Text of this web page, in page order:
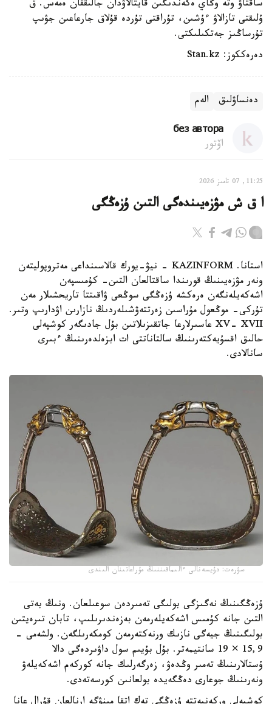
ساقتاۋ وتە وڭاي ەكەندىگىن قايتالاۋدان جالىققان ەمەس. ق
ۇلىقتى تازالاۋ ءۇشىن، تۇراقتى تۇردە قۇلاق جارعاعىن جۋىپ
تۇرساڭىز جەتكىلىكتى.
دەرەككوز: Stan.kz
دەنساۋلىق الەم
без автора
اۆتور
11:25, 07 تامىز 2026
ا ق ش مۋزەيىندەگى التىن ۇزەڭگى
استانا. KAZINFORM - نيۋ-يورك قالاسىنداعى مەتروپوليتەن
ونەر مۋزەيىنىڭ قورىندا ساقتالعان التىن- كۇمىسپەن
اشەكەيلەنگەن ەرەكشە ۇزەڭگى سوڭعى ۋاقىتتا تاريحشىلار مەن
تۇركى- موڭعول مۇراسىن زەرتتەۋشىلەردىڭ نازارىن اۋدارىپ وتىر.
XV- XVII عاسىرلارعا جاتقىزىلاتىن بۇل جادىگەر كوشپەلى
حالىق اقسۇيەكتەرىنىڭ سالتاناتتى ات ابزەلدەرىنىڭ ءبىرى
سانالادى.
سۋرەت: دۇيسەنالى ءالىماقىننىڭ مۇراعاتىنان الىندى
ۇزەڭگىنىڭ نەگىزگى بولىگى تەمىردەن سوعىلعان. ونىڭ بەتى
التىن جانە كۇمىس اشەكەيلەرمەن بەزەندىرىلىپ، تابان تىرەيتىن
بولىگىنىڭ جيەگى نازىك ورنەكتەرمەن كومكەرىلگەن. ولشەمى -
15,9 × 19 سانتيمەتر. بۇل بۇيىم سول داۋىردەگى دالا
ۇستالارىنىڭ تەمىر وڭدەۋ، زەرگەرلىك جانە كوركەم اشەكەيلەۋ
ونەرىنىڭ جوعارى دەڭگەيدە بولعانىن كورسەتەدى.